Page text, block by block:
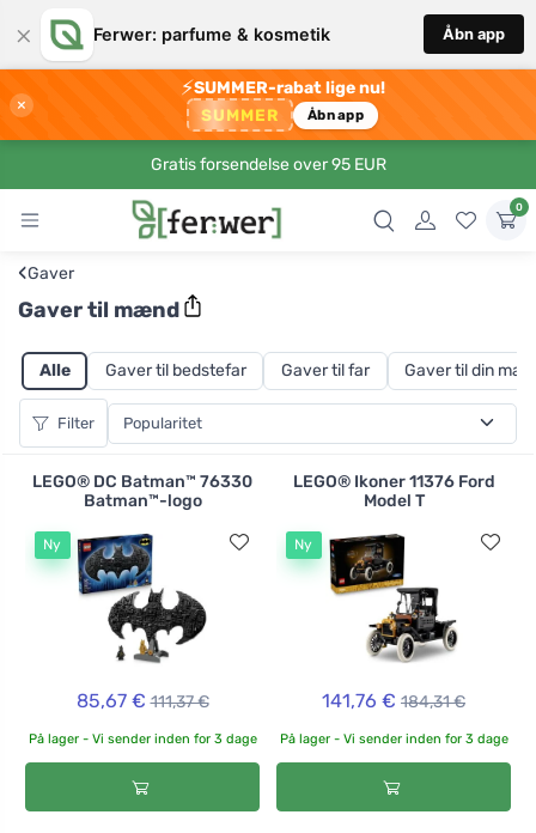
× Ferwer: parfume & kosmetik Åbn app
×
⚡SUMMER-rabat lige nu!
SUMMER Åbn app
Gratis forsendelse over 95 EUR
0
‹Gaver
Gaver til mænd
Alle Gaver til bedstefar Gaver til far Gaver til din
Filter
LEGO® DC Batman™ 76330
Batman™-logo
Ny
85,67 € 111,37 €
På lager - Vi sender inden for 3 dage
LEGO® Ikoner 11376 Ford
Model T
Ny
141,76 € 184,31 €
På lager - Vi sender inden for 3 dage